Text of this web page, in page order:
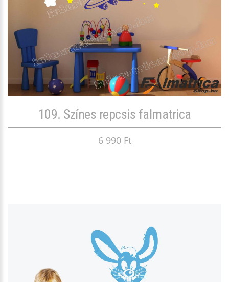
109. Színes repcsis falmatrica
6 990 Ft